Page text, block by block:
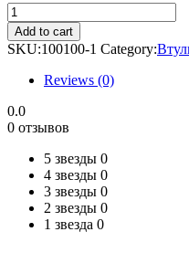
Ось
переднего
колеса
в
сборе
(Русский
стандарт)
с
quantity
Add to cart
SKU:100100-1 Category:
Reviews (0)
0.0
0 отзывов
5 звезды 0
4 звезды 0
3 звезды 0
2 звезды 0
1 звезда 0